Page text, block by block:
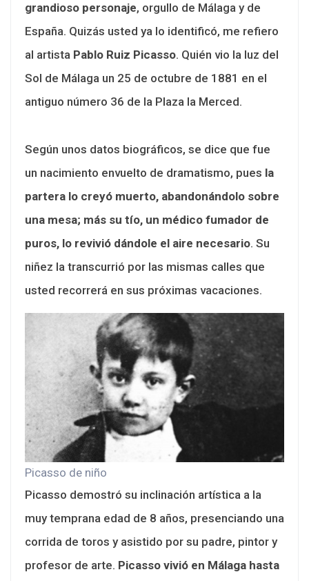
grandioso personaje, orgullo de Málaga y de
España. Quizás usted ya lo identificó, me refiero
al artista Pablo Ruiz Picasso. Quién vio la luz del
Sol de Málaga un 25 de octubre de 1881 en el
antiguo número 36 de la Plaza la Merced.
Según unos datos biográficos, se dice que fue
un nacimiento envuelto de dramatismo, pues la
partera lo creyó muerto, abandonándolo sobre
una mesa; más su tío, un médico fumador de
puros, lo revivió dándole el aire necesario. Su
niñez la transcurrió por las mismas calles que
usted recorrerá en sus próximas vacaciones.
Picasso de niño
Picasso demostró su inclinación artística a la
muy temprana edad de 8 años, presenciando una
corrida de toros y asistido por su padre, pintor y
profesor de arte. Picasso vivió en Málaga hasta